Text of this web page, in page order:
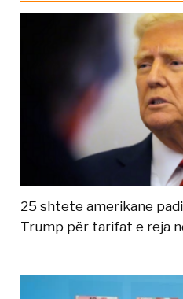
25 shtete amerikane
Trump për tarifat e reja